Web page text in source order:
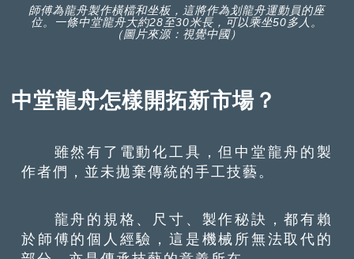
師傅為龍舟製作橫檔和坐板，這將作為划龍舟運動員的座
位。一條中堂龍舟大約28至30米長，可以乘坐50多人。
（圖片來源：視覺中國）
中堂龍舟怎樣開拓新市場？
雖然有了電動化工具，但中堂龍舟的製
作者們，並未拋棄傳統的手工技藝。
龍舟的規格、尺寸、製作秘訣，都有賴
於師傅的個人經驗，這是機械所無法取代的